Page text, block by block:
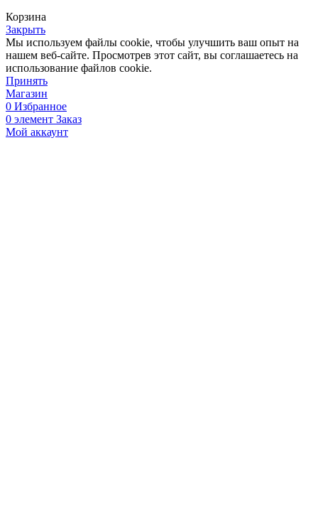
Корзина
Закрыть
Мы используем файлы cookie, чтобы улучшить ваш опыт на
нашем веб-сайте. Просмотрев этот сайт, вы соглашаетесь на
использование файлов cookie.
Принять
Магазин
0 Избранное
0 элемент Заказ
Мой аккаунт